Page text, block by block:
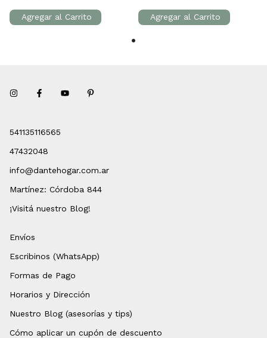
541135116565
47432048
info@dantehogar.com.ar
Martínez: Córdoba 844
¡Visitá nuestro Blog!
Envíos
Escribinos (WhatsApp)
Formas de Pago
Horarios y Dirección
Nuestro Blog (asesorías y tips)
Cómo aplicar un cupón de descuento